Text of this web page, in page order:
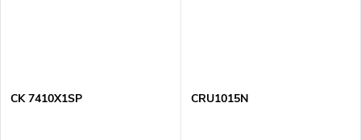
CK 7410X1SP CRU1015N